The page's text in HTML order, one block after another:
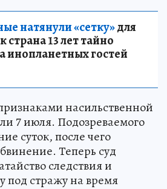
натянули «сетку»для
13 лет тайно
инопланетных гостей
насильственной
7 июля. Подозреваемого
суток, после чего
Теперь суд
следствия и
под стражу на время